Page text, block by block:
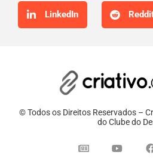
LinkedIn
© Todos os Direitos Reservados –
do Clube do